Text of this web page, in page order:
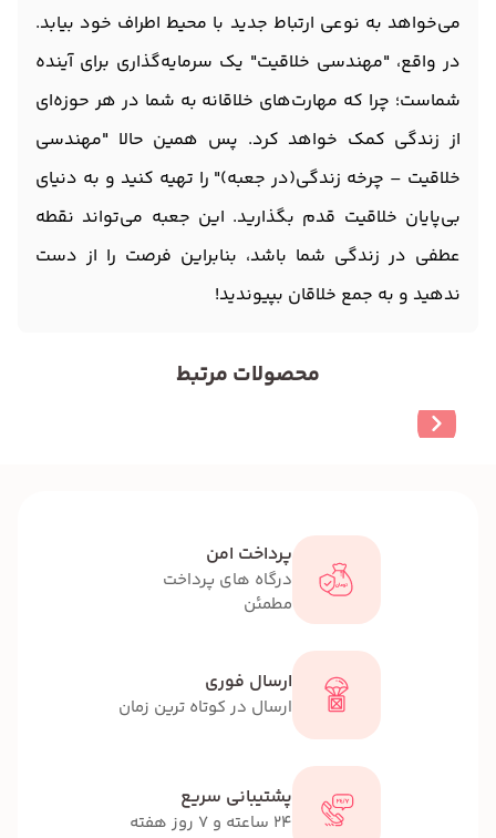
می‌خواهد به نوعی ارتباط جدید با محیط اطراف خود بیابد.
در واقع، "مهندسی خلاقیت" یک سرمایه‌گذاری برای آینده
شماست؛ چرا که مهارت‌های خلاقانه به شما در هر حوزه‌ای
از زندگی کمک خواهد کرد. پس همین حالا "مهندسی
خلاقیت – چرخه زندگی(در جعبه)" را تهیه کنید و به دنیای
بی‌پایان خلاقیت قدم بگذارید. این جعبه می‌تواند نقطه
عطفی در زندگی شما باشد، بنابراین فرصت را از دست
ندهید و به جمع خلاقان بپیوندید!
محصولات مرتبط
پرداخت امن
درگاه های پرداخت
مطمئن
ارسال فوری
ارسال در کوتاه ترین زمان
پشتیبانی سریع
24 ساعته و 7 روز هفته